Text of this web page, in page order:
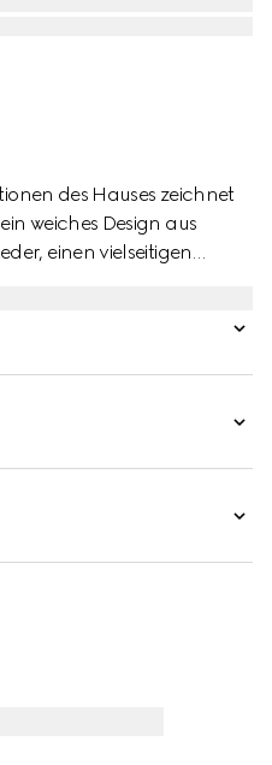
des Hauses zeichnet
weiches Design aus
einen vielseitigen
einen funktionalen